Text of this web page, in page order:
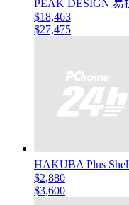
PEAK DESIGN 易
$18,463
$27,475
HAKUBA Plus
$2,880
$3,600